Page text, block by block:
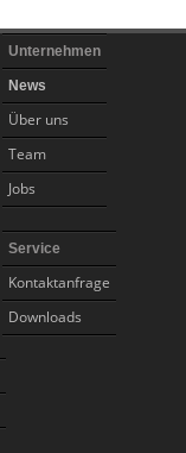
Unternehmen
News
Über uns
Team
Jobs
Service
Kontaktanfrage
Downloads